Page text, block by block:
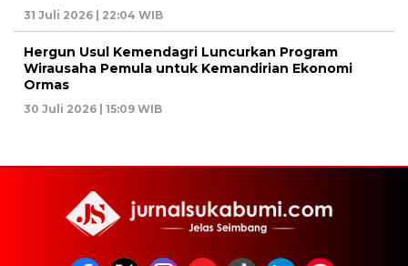
31 Juli 2026 | 22:04 WIB
Hergun Usul Kemendagri Luncurkan Program
Wirausaha Pemula untuk Kemandirian Ekonomi
Ormas
30 Juli 2026 | 15:09 WIB